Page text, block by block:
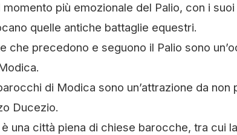
momento più emozionale del Palio, con i
quelle antiche battaglie equestri.
che precedono e seguono il Palio sono
di Modica sono un’attrazione da
Ducezio.
una città piena di chiese barocche, tra cui